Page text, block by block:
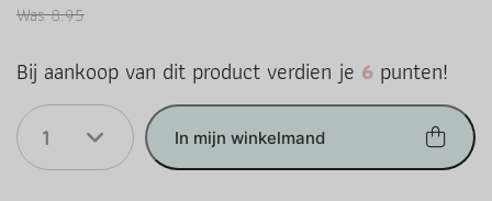
Was 8.95
Bij aankoop van dit product verdien je 6 punten!
1
In mijn winkelmand